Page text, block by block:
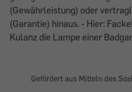
(Gewährleistung) oder
(Garantie) hinaus. - Hier:
Kulanz die Lampe einer
Gefördert aus Mitteln des